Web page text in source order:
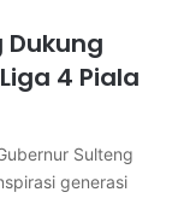
Dukung
4 Piala
Sulteng
generasi